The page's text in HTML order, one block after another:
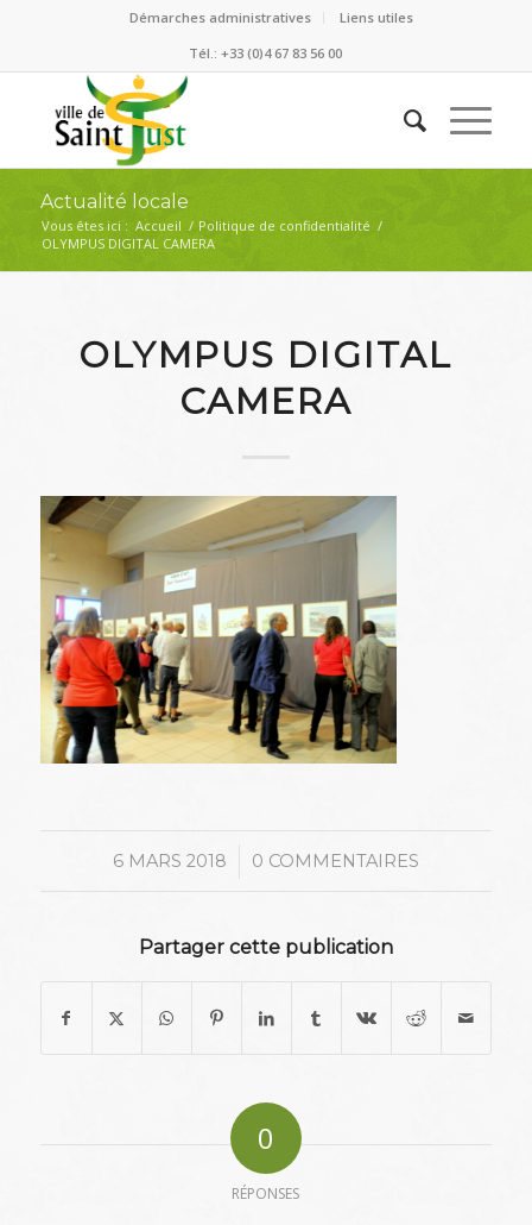
Démarches administratives
Liens utiles
Tél.: +33 (0)4 67 83 56 00
Actualité locale
Vous êtes ici : Accueil / Politique de confidentialité /
OLYMPUS DIGITAL CAMERA
OLYMPUS DIGITAL
CAMERA
6 MARS 2018
/ 0 COMMENTAIRES
Partager cette publication
0
RÉPONSES